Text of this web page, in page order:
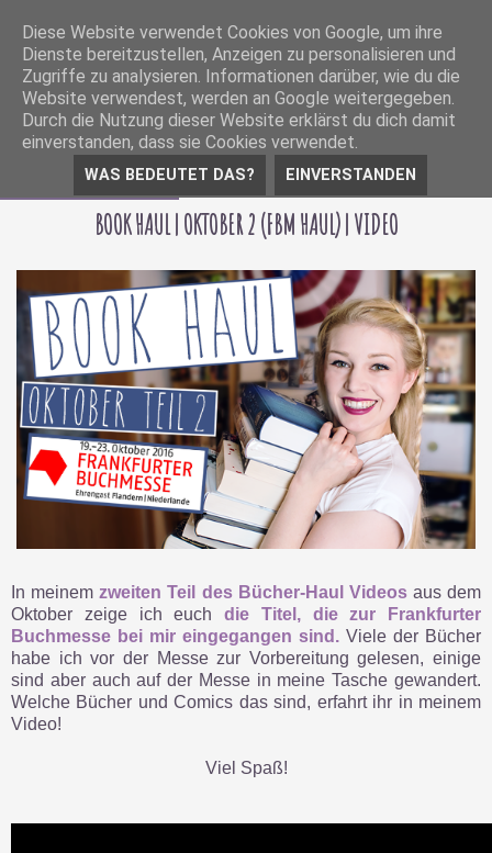
BOOK HAUL | OKTOBER 2 (FBM HAUL) | VIDEO
In meinemzweiten Teil des Bücher-Haul Videosaus dem
Oktober zeige ich euch die Titel, die zur Frankfurter
Buchmesse bei mir eingegangen sind. Viele der Bücher
habe ich vor der Messe zur Vorbereitung gelesen, einige
sind aber auch auf der Messe in meine Tasche gewandert.
Welche Bücher und Comics das sind, erfahrt ihr in meinem
Video!
Viel Spaß!
Diese Website verwendet Cookies von Google, um ihre
Dienste bereitzustellen, Anzeigen zu personalisieren und
Zugriffe zu analysieren. Informationen darüber, wie du die
Website verwendest, werden an Google weitergegeben.
Durch die Nutzung dieser Website erklärst du dich damit
einverstanden, dass sie Cookies verwendet.
WAS BEDEUTET DAS? EINVERSTANDEN